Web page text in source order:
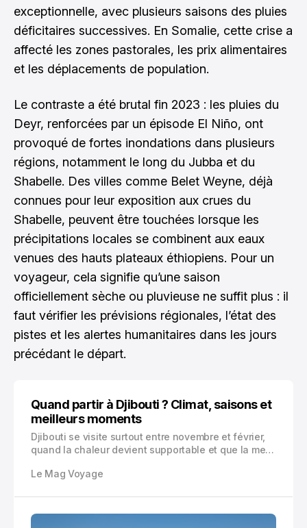
exceptionnelle, avec plusieurs saisons des pluies
déficitaires successives. En Somalie, cette crise a
affecté les zones pastorales, les prix alimentaires
et les déplacements de population.
Le contraste a été brutal fin 2023 : les pluies du
Deyr, renforcées par un épisode El Niño, ont
provoqué de fortes inondations dans plusieurs
régions, notamment le long du Jubba et du
Shabelle. Des villes comme Belet Weyne, déjà
connues pour leur exposition aux crues du
Shabelle, peuvent être touchées lorsque les
précipitations locales se combinent aux eaux
venues des hauts plateaux éthiopiens. Pour un
voyageur, cela signifie qu’une saison
officiellement sèche ou pluvieuse ne suffit plus : il
faut vérifier les prévisions régionales, l’état des
pistes et les alertes humanitaires dans les jours
précédant le départ.
Quand partir à Djibouti ? Climat, saisons et
meilleurs moments
Djibouti se visite surtout entre novembre et février,
quand la chaleur devient supportable et que la mer
vos dates selon météo, régions, activités, budget et
Le Mag Voyage